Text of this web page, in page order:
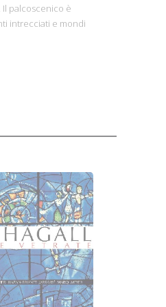
Il palcoscenico è
intrecciati e mondi